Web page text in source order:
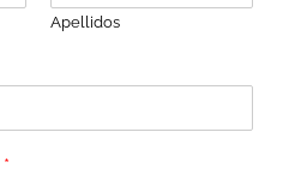
Apellidos
*